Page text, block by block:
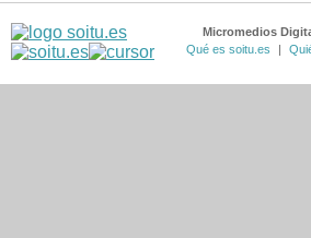
Micromedios
Qué es soitu.es
|